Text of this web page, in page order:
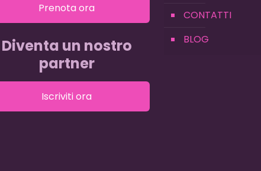
Prenota ora
Diventa un nostro
partner
Iscriviti ora
CONTATTI
BLOG